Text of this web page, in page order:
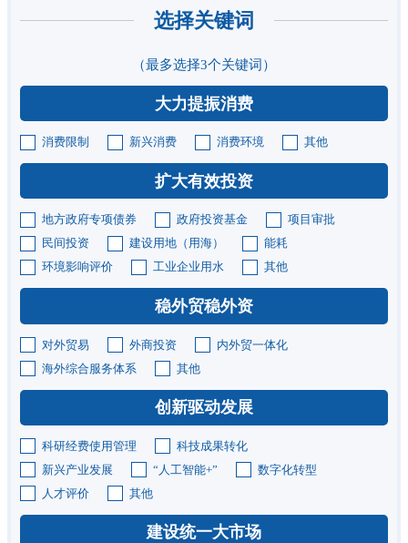
选择关键词
（最多选择3个关键词）
大力提振消费
消费限制 新兴消费 消费环境 其他
扩大有效投资
地方政府专项债券 政府投资基金
项目审批
民间投资
建设用地（用海）
能耗
环境影响评价
工业企业用水 其他
稳外贸稳外资
对外贸易 外商投资
内外贸一体化
海外综合服务体系
其他
创新驱动发展
科研经费使用管理
科技成果转化
新兴产业发展
“人工智能+”
数字化转型
人才评价
其他
建设统一大市场